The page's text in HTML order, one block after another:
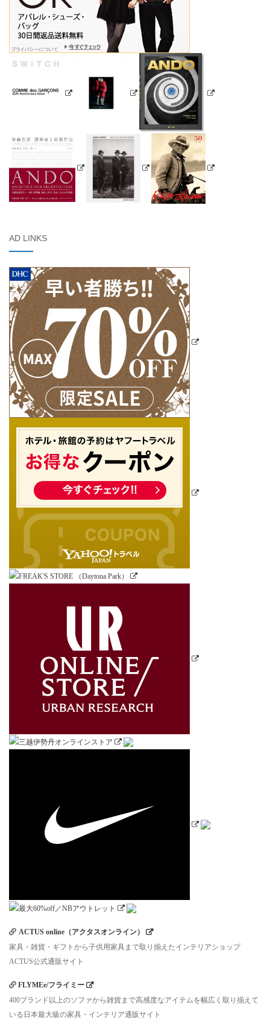
AD LINKS
ACTUS online（アクタスオンライン）
家具・雑貨・ギフトから子供用家具まで取り揃えたインテリアショップ
ACTUS公式通販サイト
FLYMEe/フライミー
400ブランド以上のソファから雑貨まで高感度なアイテムを幅広く取り揃えて
いる日本最大級の家具・インテリア通販サイト